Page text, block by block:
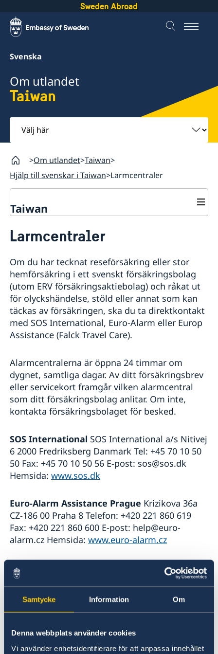
Samtycke Information Om
Denna webbplats använder cookies
Vi använder enhetsidentifierare för att anpassa innehållet
Sweden Abroad
Svenska
Om utlandet
Taiwan
Välj
här
Om utlandet Taiwan
Hjälp till svenskar i Taiwan Larmcentraler
Taiwan
Hjälp till svenskar i Taiwan
Konsulär service till svenskar utomlands
Om du blir sjuk eller skadar dig utomlands
Larmcentraler
Frihetsberövad i utlandet
Bosatt utomlands
Dödsfall utomlands
Efterlevandepension
Vigsel inför lokala myndigheter på Taiwan
Reseinformation
Reseinformation Taiwan
Aktuella händelser
Allmänna säkerhetsläget
Terrorism
In- och utresebestämmelser
Hälso- och sjukvård
Lokala lagar och sedvänjor
Kriminalitet och personlig säkerhet
Trafiksäkerhet
Övriga upplysningar
Representationskontoret i Taipei
Passverksamhet på Taiwan
Samordningsnummer Taiwan
Larmcentraler
Om du har tecknat reseförsäkring eller stor
hemförsäkring i ett svenskt försäkringsbolag
(utom ERV försäkringsaktiebolag) och råkat ut
för olyckshändelse, stöld eller annat som kan
täckas av försäkringen, ska du ta direktkontakt
med SOS International, Euro-Alarm eller Europ
Assistance (Falck Travel Care).
Alarmcentralerna är öppna 24 timmar om
dygnet, samtliga dagar. Av ditt försäkringsbrev
eller servicekort framgår vilken alarmcentral
som ditt försäkringsbolag anlitar. Om inte,
kontakta försäkringsbolaget för besked.
SOS International SOS International a/s Nitivej
6 2000 Fredriksberg Danmark Tel: +45 70 10 50
50 Fax: +45 70 10 50 56 E-post: sos@sos.dk
Hemsida: www.sos.dk
Euro-Alarm Assistance Prague Krizikova 36a
CZ-186 00 Praha 8 Telefon: +420 221 860 619
Fax: +420 221 860 600 E-post: help@euro-
alarm.cz Hemsida: www.euro-alarm.cz
Falck Travel Care
Falck TraveCare AB Box
44024 SE-100 73 Stockholm Tel: +46 8 587 717
contact@falcktravelcare.com Hemsida:
www.falck.com/travelcare
Gouda AlarmcentralSejrøgade 7 2100